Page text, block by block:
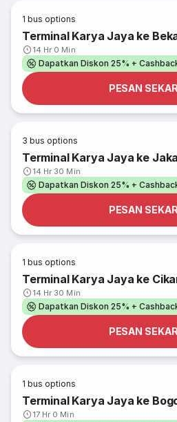
1 bus options
Terminal Karya Jaya ke
14 Hr 0 Min
Dapatkan Diskon 25% +
PESAN
3 bus options
Terminal Karya Jaya ke
14 Hr 30 Min
Dapatkan Diskon 25% +
PESAN
1 bus options
Terminal Karya Jaya ke
14 Hr 30 Min
Dapatkan Diskon 25% +
PESAN
1 bus options
Terminal Karya Jaya ke
17 Hr 0 Min